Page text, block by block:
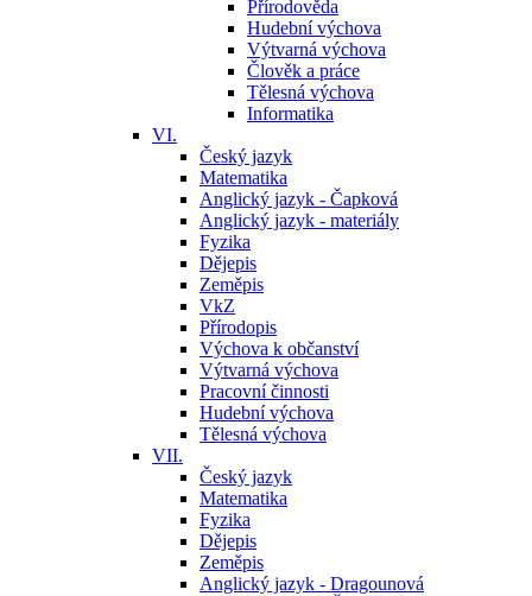
Přírodověda
Hudební výchova
Výtvarná výchova
Člověk a práce
Tělesná výchova
Informatika
VI.
Český jazyk
Matematika
Anglický jazyk - Čapková
Anglický jazyk - materiály
Fyzika
Dějepis
Zeměpis
VkZ
Přírodopis
Výchova k občanství
Výtvarná výchova
Pracovní činnosti
Hudební výchova
Tělesná výchova
VII.
Český jazyk
Matematika
Fyzika
Dějepis
Zeměpis
Anglický jazyk - Dragounová